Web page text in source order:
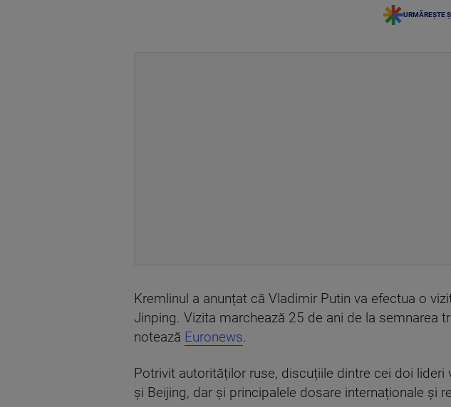
URMĂREȘTE
Kremlinul a anunțat că Vladimir Putin va efectua o
Jinping. Vizita marchează 25 de ani de la semnarea
notează Euronews.
Potrivit autorităților ruse, discuțiile dintre cei doi
și Beijing, dar și principalele dosare internaționale și